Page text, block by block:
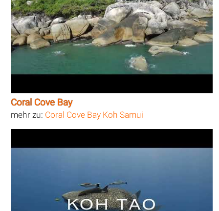
Coral Cove Bay
mehr zu: Coral Cove Bay Koh Samui